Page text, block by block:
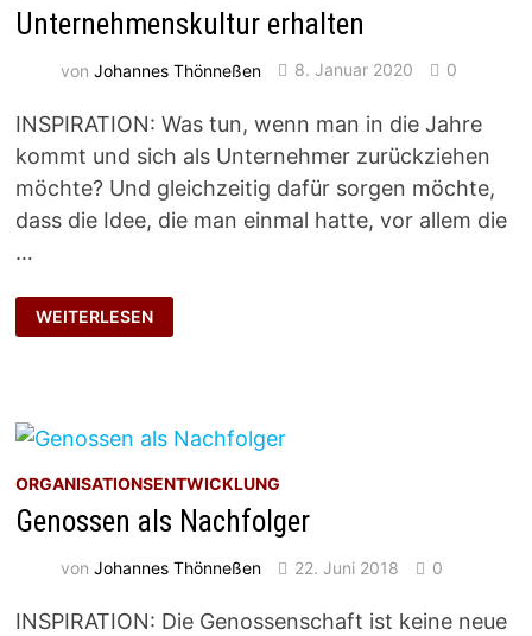
Unternehmenskultur erhalten
vonJohannes Thönneßen 8. Januar 2020 0
INSPIRATION: Was tun, wenn man in die Jahre
kommt und sich als Unternehmer zurückziehen
möchte? Und gleichzeitig dafür sorgen möchte,
dass die Idee, die man einmal hatte, vor allem die
…
UNTERNEHMENSKULTUR
ERHALTEN
WEITERLESEN
ORGANISATIONSENTWICKLUNG
Genossen als Nachfolger
vonJohannes Thönneßen 22. Juni 2018 0
INSPIRATION: Die Genossenschaft ist keine neue